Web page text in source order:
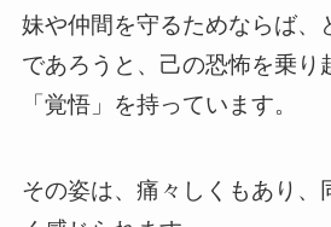
妹や仲間を守るためならば、
であろうと、己の恐怖を乗り
「覚悟」を持っています。
その姿は、痛々しくもあり、